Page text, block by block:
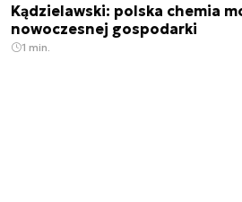
Kądzielawski: polska chemia
nowoczesnej gospodarki
1 min.